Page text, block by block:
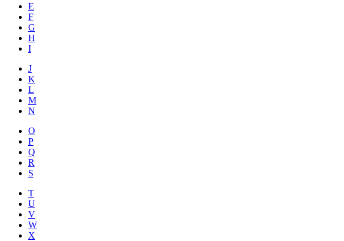
E
F
G
H
I
J
K
L
M
N
O
P
Q
R
S
T
U
V
W
X